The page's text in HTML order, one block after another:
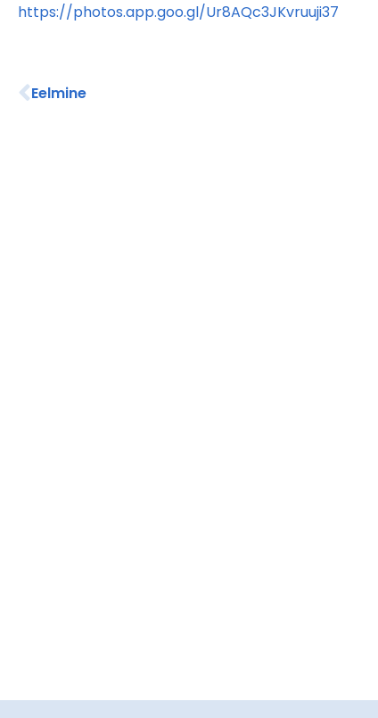
https://photos.app.goo.gl/Ur8AQc3JKvruuji37
Eelmine